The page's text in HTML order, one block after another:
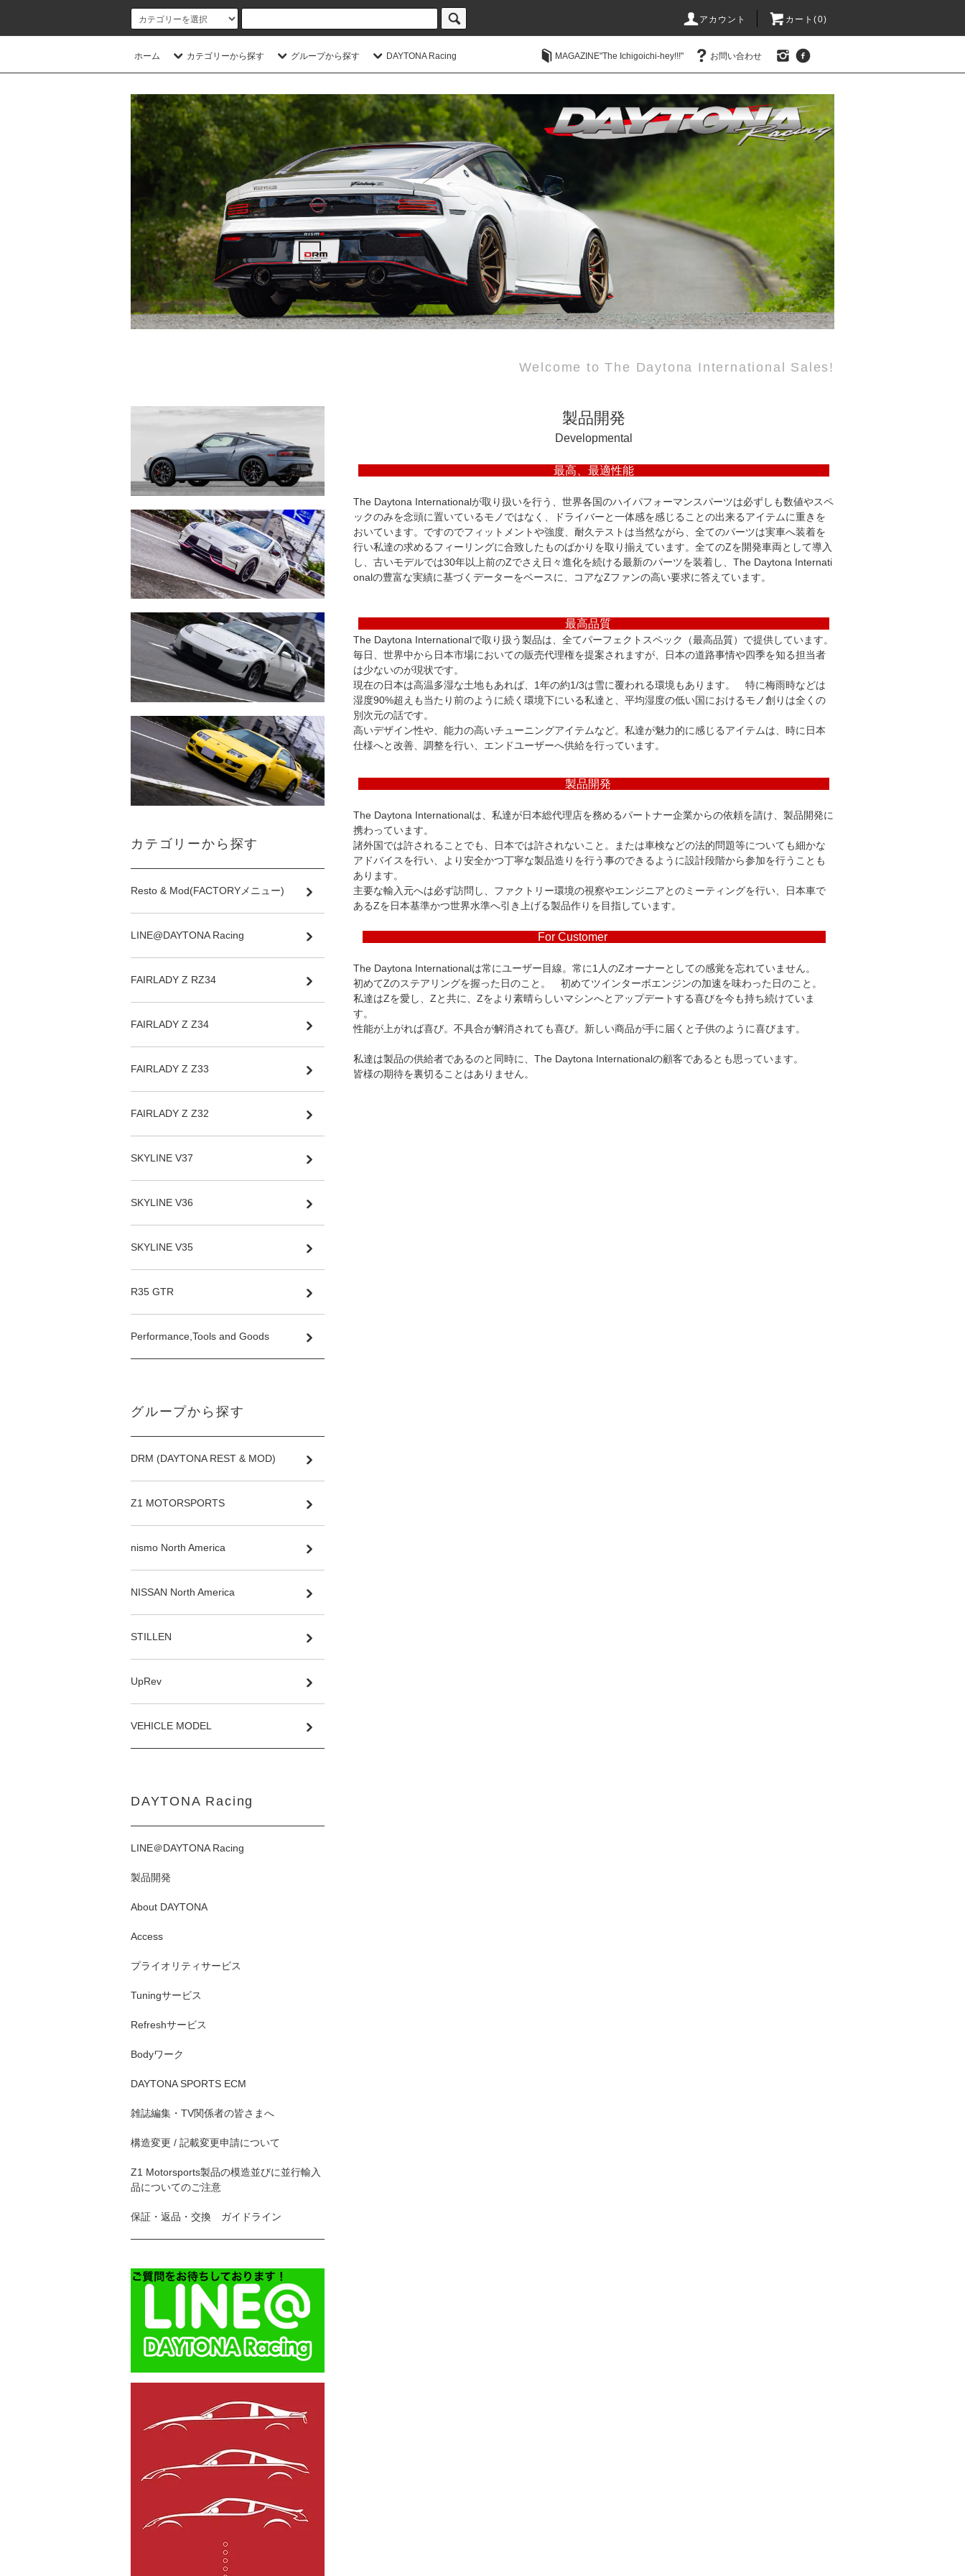
アカウント カート(0)
ホーム カテゴリーから探す グループから探す DAYTONA Racing MAGAZINE"The Ichigoichi-hey!!!" お問い合わせ
Welcome to The Daytona International Sales!
製品開発
Developmental
最高、最適性能
The Daytona Internationalが取り扱いを行う、世界各国のハイパフォーマンスパーツは必ずしも数値やスペ
ックのみを念頭に置いているモノではなく、ドライバーと一体感を感じることの出来るアイテムに重きを
おいています。ですのでフィットメントや強度、耐久テストは当然ながら、全てのパーツは実車へ装着を
行い私達の求めるフィーリングに合致したものばかりを取り揃えています。全てのZを開発車両として導入
し、古いモデルでは30年以上前のZでさえ日々進化を続ける最新のパーツを装着し、The Daytona Internati
onalの豊富な実績に基づくデーターをベースに、コアなZファンの高い要求に答えています。
最高品質
The Daytona Internationalで取り扱う製品は、全てパーフェクトスペック（最高品質）で提供しています。
毎日、世界中から日本市場においての販売代理権を提案されますが、日本の道路事情や四季を知る担当者
は少ないのが現状です。
現在の日本は高温多湿な土地もあれば、1年の約1/3は雪に覆われる環境もあります。 特に梅雨時などは
湿度90%超えも当たり前のように続く環境下にいる私達と、平均湿度の低い国におけるモノ創りは全くの
別次元の話です。
高いデザイン性や、能力の高いチューニングアイテムなど。私達が魅力的に感じるアイテムは、時に日本
仕様へと改善、調整を行い、エンドユーザーへ供給を行っています。
製品開発
The Daytona Internationalは、私達が日本総代理店を務めるパートナー企業からの依頼を請け、製品開発に
携わっています。
諸外国では許されることでも、日本では許されないこと。または車検などの法的問題等についても細かな
アドバイスを行い、より安全かつ丁寧な製品造りを行う事のできるように設計段階から参加を行うことも
あります。
主要な輸入元へは必ず訪問し、ファクトリー環境の視察やエンジニアとのミーティングを行い、日本車で
あるZを日本基準かつ世界水準へ引き上げる製品作りを目指しています。
For Customer
The Daytona Internationalは常にユーザー目線。常に1人のZオーナーとしての感覚を忘れていません。
初めてZのステアリングを握った日のこと。 初めてツインターボエンジンの加速を味わった日のこと。
私達はZを愛し、Zと共に、Zをより素晴らしいマシンへとアップデートする喜びを今も持ち続けていま
す。
性能が上がれば喜び。不具合が解消されても喜び。新しい商品が手に届くと子供のように喜びます。
私達は製品の供給者であるのと同時に、The Daytona Internationalの顧客であるとも思っています。
皆様の期待を裏切ることはありません。
カテゴリーから探す
Resto & Mod(FACTORYメニュー)
LINE@DAYTONA Racing
FAIRLADY Z RZ34
FAIRLADY Z Z34
FAIRLADY Z Z33
FAIRLADY Z Z32
SKYLINE V37
SKYLINE V36
SKYLINE V35
R35 GTR
Performance,Tools and Goods
グループから探す
DRM (DAYTONA REST & MOD)
Z1 MOTORSPORTS
nismo North America
NISSAN North America
STILLEN
UpRev
VEHICLE MODEL
DAYTONA Racing
LINE＠DAYTONA Racing
製品開発
About DAYTONA
Access
プライオリティサービス
Tuningサービス
Refreshサービス
Bodyワーク
DAYTONA SPORTS ECM
雑誌編集・TV関係者の皆さまへ
構造変更 / 記載変更申請について
Z1 Motorsports製品の模造並びに並行輸入
品についてのご注意
保証・返品・交換 ガイドライン